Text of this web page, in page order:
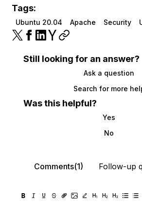
Tags:
Ubuntu 20.04 Apache Security
Still looking for an answer?
Ask a question
Search for more
Was this helpful?
Yes
No
Comments(1) Follow-up